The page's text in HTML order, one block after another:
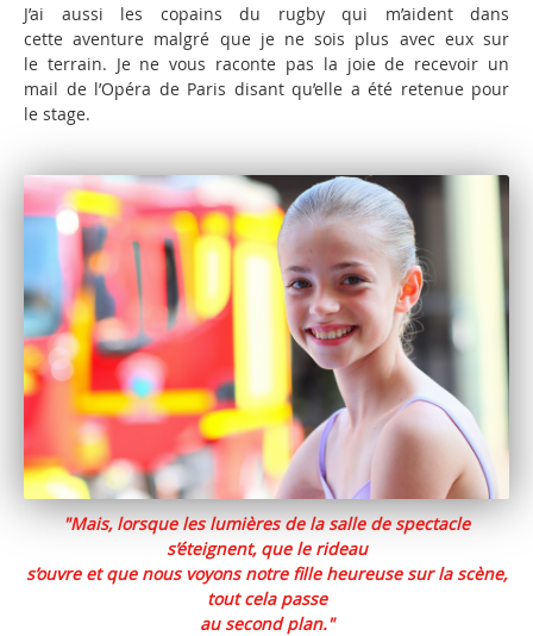
J’ai aussi les copains du rugby qui m’aident dans
cette aventure malgré que je ne sois plus avec eux sur
le terrain. Je ne vous raconte pas la joie de recevoir un
mail de l’Opéra de Paris disant qu’elle a été retenue pour
le stage.
"Mais, lorsque les lumières de la salle de spectacle
s’éteignent, que le rideau
s’ouvre et que nous voyons notre fille heureuse sur la scène,
tout cela passe
au second plan."